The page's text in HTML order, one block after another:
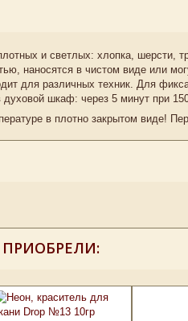
и светлых: хлопка,
наносятся в чистом виде или
для различных техник. Для
шкаф: через 5 минут при
в плотно закрытом виде!